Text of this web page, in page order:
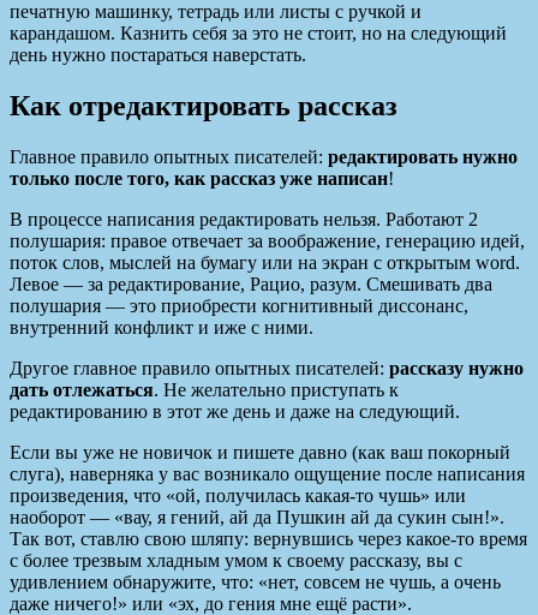
печатную машинку, тетрадь или листы с ручкой и
карандашом. Казнить себя за это не стоит, но на следующий
день нужно постараться наверстать.
Как отредактировать рассказ
Главное правило опытных писателей: редактировать нужно
только после того, как рассказ уже написан!
В процессе написания редактировать нельзя. Работают 2
полушария: правое отвечает за воображение, генерацию идей,
поток слов, мыслей на бумагу или на экран с открытым word.
Левое — за редактирование, Рацио, разум. Смешивать два
полушария — это приобрести когнитивный диссонанс,
внутренний конфликт и иже с ними.
Другое главное правило опытных писателей: рассказу нужно
дать отлежаться. Не желательно приступать к
редактированию в этот же день и даже на следующий.
Если вы уже не новичок и пишете давно (как ваш покорный
слуга), наверняка у вас возникало ощущение после написания
произведения, что «ой, получилась какая-то чушь» или
наоборот — «вау, я гений, ай да Пушкин ай да сукин сын!».
Так вот, ставлю свою шляпу: вернувшись через какое-то время
с более трезвым хладным умом к своему рассказу, вы с
удивлением обнаружите, что: «нет, совсем не чушь, а очень
даже ничего!» или «эх, до гения мне ещё расти».